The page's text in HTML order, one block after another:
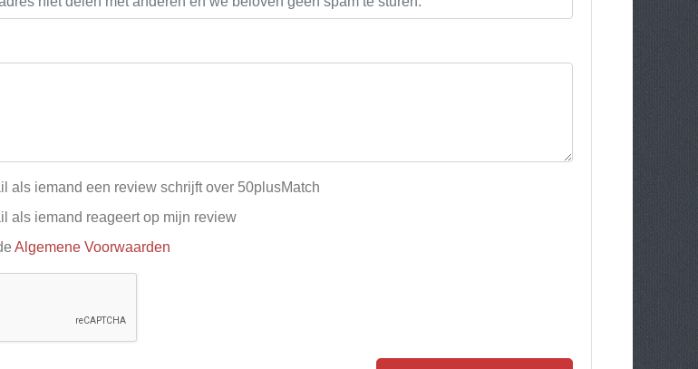
als iemand een review schrijft over 50plusMatch
als iemand reageert op mijn review
Algemene Voorwaarden